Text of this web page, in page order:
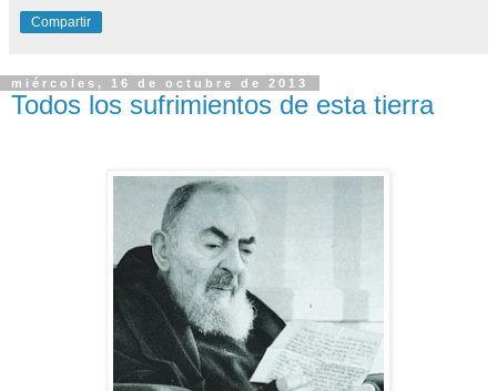
Compartir
miércoles, 16 de octubre de 2013
Todos los sufrimientos de esta tierra